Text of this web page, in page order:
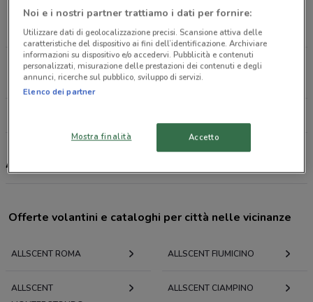
Via Laurentina Roma
14.2 km
Via Ponte di Piscina Cupa 121 Castel Romano
24.1 km
APERTO
Allscent, offerte e negozi
Offerte volantini e cataloghi per città nelle vicinanze
ALLSCENT ROMA ALLSCENT FIUMICINO
ALLSCENT
ALLSCENT CIAMPINO
Noi e i nostri partner trattiamo i dati per fornire:
Utilizzare dati di geolocalizzazione precisi. Scansione attiva delle
caratteristiche del dispositivo ai fini dell’identificazione. Archiviare
informazioni su dispositivo e/o accedervi. Pubblicità e contenuti
personalizzati, misurazione delle prestazioni dei contenuti e degli
annunci, ricerche sul pubblico, sviluppo di servizi.
Elenco dei partner
Mostra finalità Accetto